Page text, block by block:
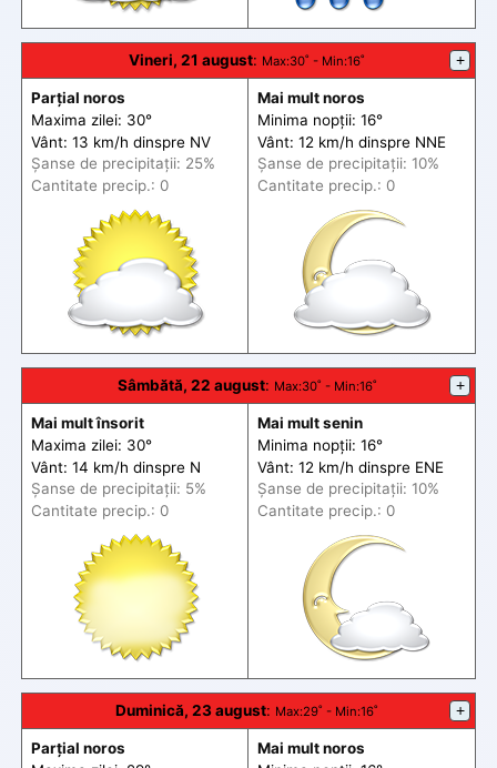
Vineri, 21 august: Max:30˚ - Min:16˚ +
Parțial noros
Maxima zilei: 30°
Vânt: 13 km/h dinspre NV
Șanse de precipitații: 25%
Cantitate precip.: 0
Mai mult noros
Minima nopții: 16°
Vânt: 12 km/h dinspre NNE
Șanse de precipitații: 10%
Cantitate precip.: 0
Sâmbătă, 22 august: Max:30˚ - Min:16˚ +
Mai mult însorit
Maxima zilei: 30°
Vânt: 14 km/h dinspre N
Șanse de precipitații: 5%
Cantitate precip.: 0
Mai mult senin
Minima nopții: 16°
Vânt: 12 km/h dinspre ENE
Șanse de precipitații: 10%
Cantitate precip.: 0
Duminică, 23 august: Max:29˚ - Min:16˚ +
Parțial noros
Mai mult noros